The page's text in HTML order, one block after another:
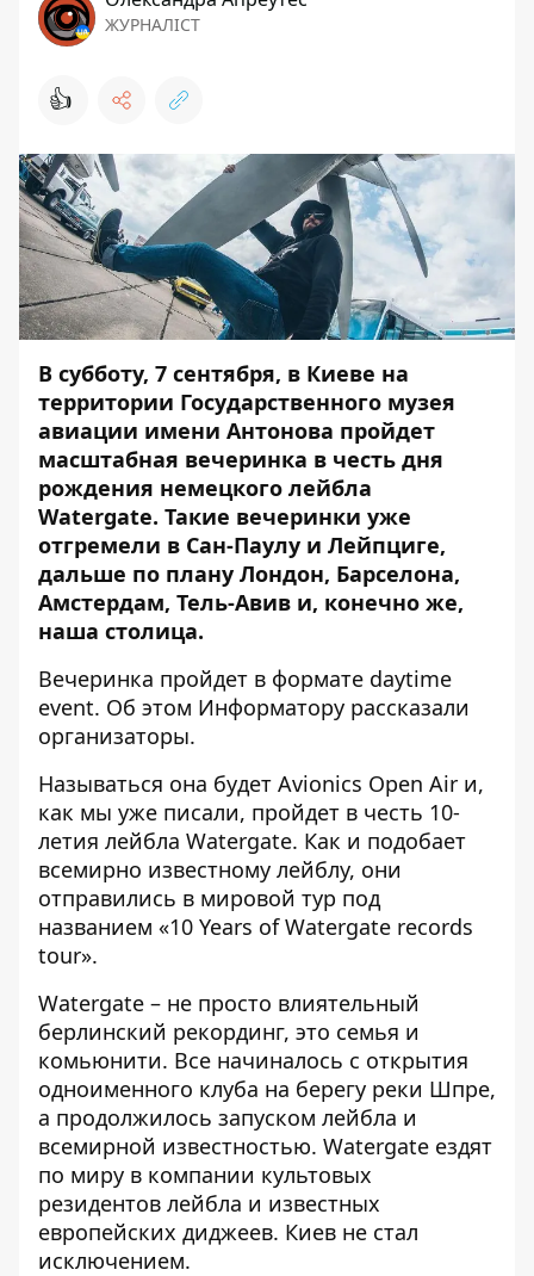
ЖУРНАЛІСТ
👍
В субботу, 7 сентября, в Киеве на
территории Государственного музея
авиации имени Антонова пройдет
масштабная вечеринка в честь дня
рождения немецкого лейбла
Watergate. Такие вечеринки уже
отгремели в Сан-Паулу и Лейпциге,
дальше по плану Лондон, Барселона,
Амстердам, Тель-Авив и, конечно же,
наша столица.
Вечеринка пройдет в формате daytime
event. Об этом Информатору рассказали
организаторы.
Называться она будет Avionics Open Air и,
как мы уже писали, пройдет в честь 10-
летия лейбла Watergate. Как и подобает
всемирно известному лейблу, они
отправились в мировой тур под
названием «10 Years of Watergate records
tour».
Watergate – не просто влиятельный
берлинский рекординг, это семья и
комьюнити. Все начиналось с открытия
одноименного клуба на берегу реки Шпре,
а продолжилось запуском лейбла и
всемирной известностью. Watergate ездят
по миру в компании культовых
резидентов лейбла и известных
европейских диджеев. Киев не стал
исключением.